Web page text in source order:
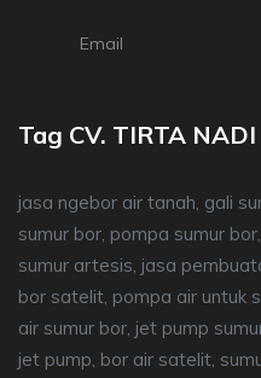
Email
Tag CV. TIRTA NADI
jasa ngebor air tanah, gali
sumur bor, pompa sumur
sumur artesis, jasa
bor satelit, pompa air untuk
air sumur bor, jet pump
jet pump, bor air satelit,